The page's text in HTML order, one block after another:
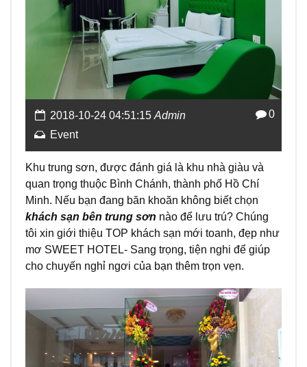
2018-10-24 04:51:15Admin
Event
0
Khu trung sơn, được đánh giá là khu nhà giàu và
quan trọng thuộc Bình Chánh, thành phố Hồ Chí
Minh. Nếu bạn đang băn khoăn không biết chọn
khách sạn bên trung sơn nào để lưu trú? Chúng
tôi xin giới thiệu TOP khách sạn mới toanh, đẹp như
mơ SWEET HOTEL- Sang trọng, tiện nghi để giúp
cho chuyến nghỉ ngơi của bạn thêm trọn vẹn.